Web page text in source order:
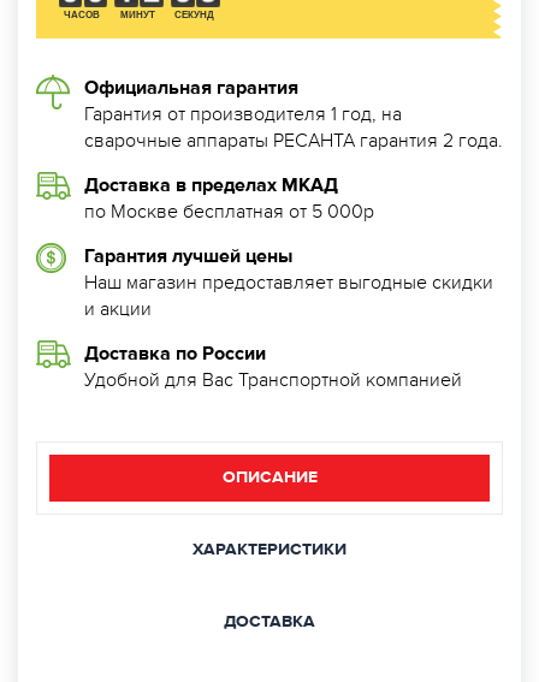
ЧАСОВ МИНУТ СЕКУНД
Официальная гарантия
Гарантия от производителя 1 год, на
сварочные аппараты РЕСАНТА гарантия 2 года.
Доставка в пределах МКАД
по Москве бесплатная от 5 000р
Гарантия лучшей цены
Наш магазин предоставляет выгодные скидки
и акции
Доставка по России
Удобной для Вас Транспортной компанией
ОПИСАНИЕ
ХАРАКТЕРИСТИКИ
ДОСТАВКА